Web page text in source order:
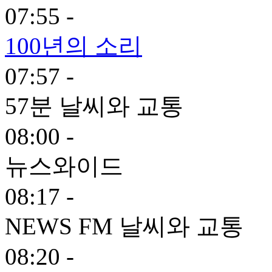
07:55 -
100년의 소리
07:57 -
57분 날씨와 교통
08:00 -
뉴스와이드
08:17 -
NEWS FM 날씨와 교통
08:20 -